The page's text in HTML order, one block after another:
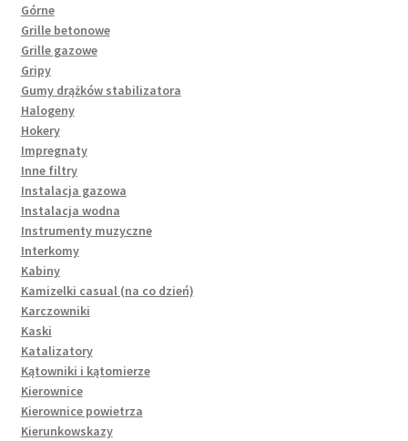
Górne
Grille betonowe
Grille gazowe
Gripy
Gumy drążków stabilizatora
Halogeny
Hokery
Impregnaty
Inne filtry
Instalacja gazowa
Instalacja wodna
Instrumenty muzyczne
Interkomy
Kabiny
Kamizelki casual (na co dzień)
Karczowniki
Kaski
Katalizatory
Kątowniki i kątomierze
Kierownice
Kierownice powietrza
Kierunkowskazy